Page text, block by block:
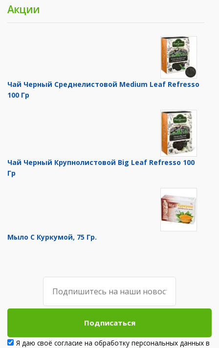
Акции
Чай Черный Среднелистовой Medium Leaf Refresso
100 Гр
Чай Черный Крупнолистовой Big Leaf Refresso 100
Гр
Мыло С Куркумой, 75 Гр.
Подписаться
Я даю своё согласие на обработку персональных данных в